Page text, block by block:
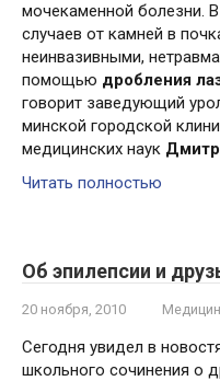
мочекаменной болезни.
случаев от камней в
неинвазивными,
помощью дробления
говорит заведующий
минской городской
медицинских наук
Читать полностью
Об эпилепсии и
20 ноября, 2010
Сегодня увидел в
школьного сочинения о